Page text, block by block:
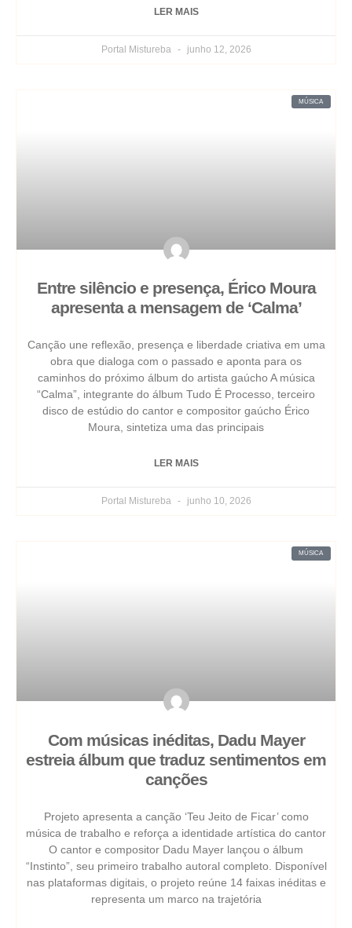
LER MAIS
Portal Mistureba junho 12, 2026
MÚSICA
Entre silêncio e presença, Érico Moura
apresenta a mensagem de ‘Calma’
Canção une reflexão, presença e liberdade criativa em uma
obra que dialoga com o passado e aponta para os
caminhos do próximo álbum do artista gaúcho A música
“Calma”, integrante do álbum Tudo É Processo, terceiro
disco de estúdio do cantor e compositor gaúcho Érico
Moura, sintetiza uma das principais
LER MAIS
Portal Mistureba junho 10, 2026
MÚSICA
Com músicas inéditas, Dadu Mayer
estreia álbum que traduz sentimentos em
canções
Projeto apresenta a canção ‘Teu Jeito de Ficar’ como
música de trabalho e reforça a identidade artística do cantor
O cantor e compositor Dadu Mayer lançou o álbum
“Instinto”, seu primeiro trabalho autoral completo. Disponível
nas plataformas digitais, o projeto reúne 14 faixas inéditas e
representa um marco na trajetória